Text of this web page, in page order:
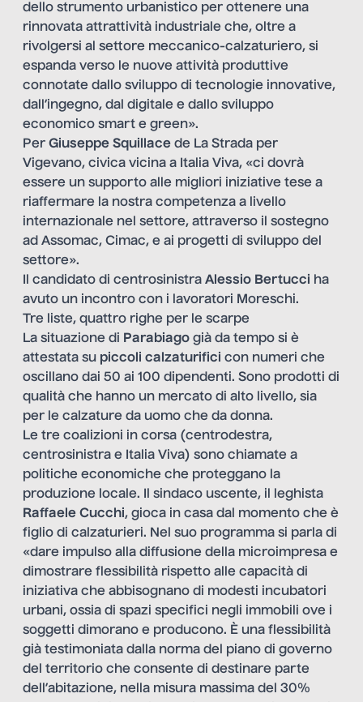
dello strumento urbanistico per ottenere una
rinnovata attrattività industriale che, oltre a
rivolgersi al settore meccanico-calzaturiero, si
espanda verso le nuove attività produttive
connotate dallo sviluppo di tecnologie innovative,
dall’ingegno, dal digitale e dallo sviluppo
economico smart e green».
Per Giuseppe Squillace de La Strada per
Vigevano, civica vicina a Italia Viva, «ci dovrà
essere un supporto alle migliori iniziative tese a
riaffermare la nostra competenza a livello
internazionale nel settore, attraverso il sostegno
ad Assomac, Cimac, e ai progetti di sviluppo del
settore».
Il candidato di centrosinistra Alessio Bertucci ha
avuto un incontro con i lavoratori Moreschi.
Tre liste, quattro righe per le scarpe
La situazione di Parabiago già da tempo si è
attestata su piccoli calzaturifici con numeri che
oscillano dai 50 ai 100 dipendenti. Sono prodotti di
qualità che hanno un mercato di alto livello, sia
per le calzature da uomo che da donna.
Le tre coalizioni in corsa (centrodestra,
centrosinistra e Italia Viva) sono chiamate a
politiche economiche che proteggano la
produzione locale. Il sindaco uscente, il leghista
Raffaele Cucchi, gioca in casa dal momento che è
figlio di calzaturieri. Nel suo programma si parla di
«dare impulso alla diffusione della microimpresa e
dimostrare flessibilità rispetto alle capacità di
iniziativa che abbisognano di modesti incubatori
urbani, ossia di spazi specifici negli immobili ove i
soggetti dimorano e producono. È una flessibilità
già testimoniata dalla norma del piano di governo
del territorio che consente di destinare parte
dell’abitazione, nella misura massima del 30%